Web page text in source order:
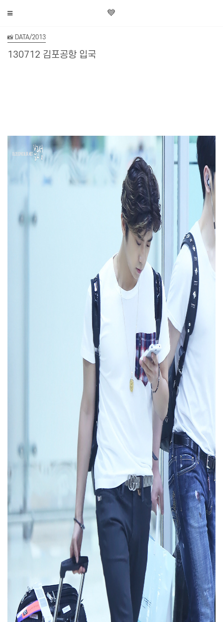
💙
📸 DATA/2013
130712 김포공항 입국